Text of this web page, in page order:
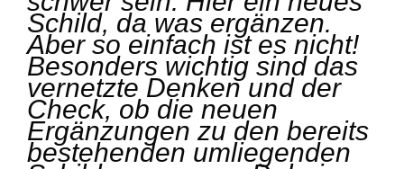
Schild, da was ergänzen.
Aber so einfach ist es nicht!
Besonders wichtig sind das
vernetzte Denken und der
Check, ob die neuen
Ergänzungen zu den bereits
bestehenden umliegenden